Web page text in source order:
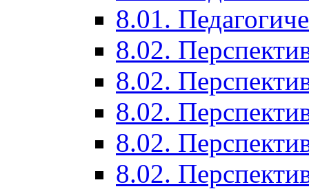
8.01.
8.02.
8.02.
8.02.
8.02.
8.02.